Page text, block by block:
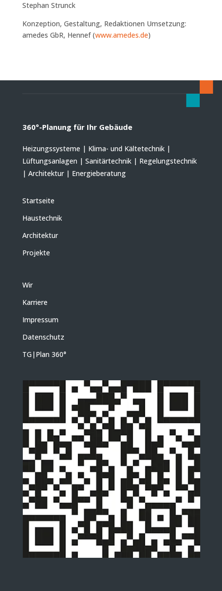
Stephan Strunck
Konzeption, Gestaltung, Redaktionen Umsetzung:
amedes GbR, Hennef (www.amedes.de)
360°-Planung für Ihr Gebäude
Heizungssysteme | Klima- und Kältetechnik |
Lüftungsanlagen | Sanitärtechnik | Regelungstechnik
| Architektur | Energieberatung
Startseite
Haustechnik
Architektur
Projekte
Wir
Karriere
Impressum
Datenschutz
TG|Plan 360°